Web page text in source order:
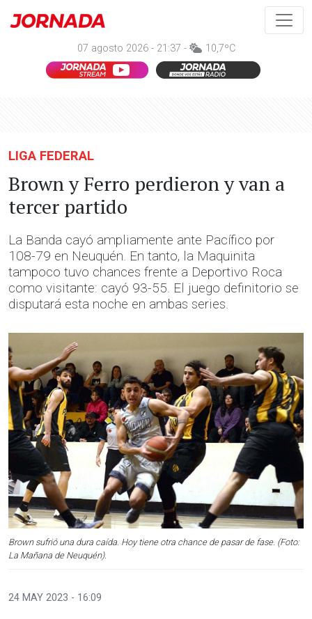
07 agosto 2026 - 21:37 - 10,7ºC
LIGA FEDERAL
Brown y Ferro perdieron y van a
tercer partido
La Banda cayó ampliamente ante Pacífico por
108-79 en Neuquén. En tanto, la Maquinita
tampoco tuvo chances frente a Deportivo Roca
como visitante: cayó 93-55. El juego definitorio se
disputará esta noche en ambas series.
Brown sufrió una dura caída. Hoy tiene otra chance de pasar de fase. (Foto:
La Mañana de Neuquén).
24 MAY 2023 - 16:09